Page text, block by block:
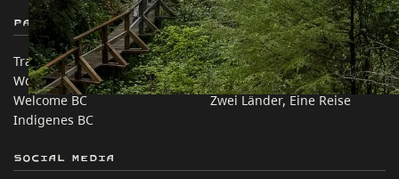
Partnerseiten
Trade & Invest BC
Work BC
Welcome BC
Indigenes BC
Auf dieser Website
Reisevorschläge
Praktische Tipps
Zwei Länder, Eine Reise
Social Media